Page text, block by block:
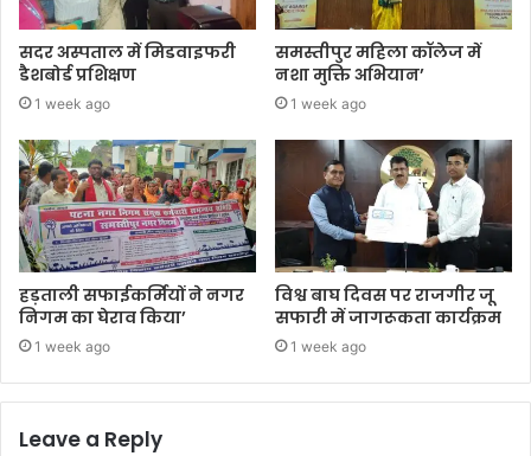
सदर अस्पताल में मिडवाइफरी
डैशबोर्ड प्रशिक्षण
1 week ago
समस्तीपुर महिला कॉलेज में
नशा मुक्ति अभियान’
1 week ago
हड़ताली सफाईकर्मियों ने नगर
निगम का घेराव किया’
1 week ago
विश्व बाघ दिवस पर राजगीर जू
सफारी में जागरूकता कार्यक्रम
1 week ago
Leave a Reply